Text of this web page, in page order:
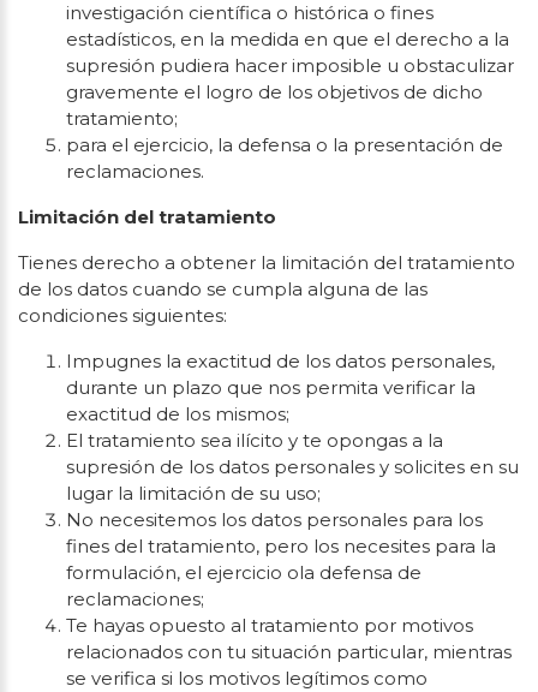
investigación científica o histórica o fines
estadísticos, en la medida en que el derecho a la
supresión pudiera hacer imposible u obstaculizar
gravemente el logro de los objetivos de dicho
tratamiento;
para el ejercicio, la defensa o la presentación de
reclamaciones.
Limitación del tratamiento
Tienes derecho a obtener la limitación del tratamiento
de los datos cuando se cumpla alguna de las
condiciones siguientes:
Impugnes la exactitud de los datos personales,
durante un plazo que nos permita verificar la
exactitud de los mismos;
El tratamiento sea ilícito y te opongas a la
supresión de los datos personales y solicites en su
lugar la limitación de su uso;
No necesitemos los datos personales para los
fines del tratamiento, pero los necesites para la
formulación, el ejercicio ola defensa de
reclamaciones;
Te hayas opuesto al tratamiento por motivos
relacionados con tu situación particular, mientras
se verifica si los motivos legítimos como